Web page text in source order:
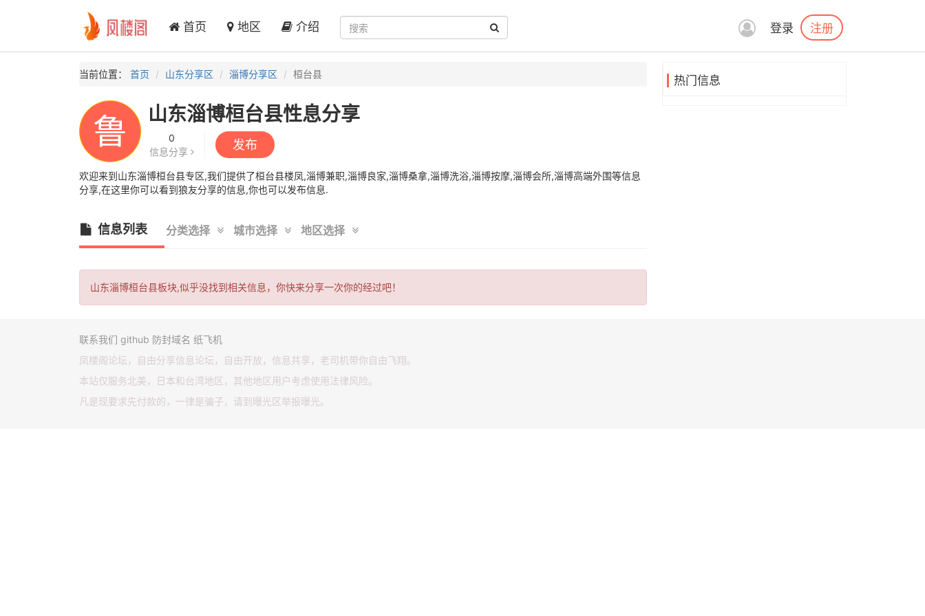
首页 地区 介绍 登录 注册
当前位置： 首页 山东分享区 淄博分享区 桓台县
鲁 山东淄博桓台县性息分享
0
信息分享
发布
欢迎来到山东淄博桓台县专区,我们提供了桓台县楼凤,淄博兼职,淄博良家,淄博桑拿,淄博洗浴,淄博按摩,淄博会所,淄博高端外围等信息
分享,在这里你可以看到狼友分享的信息,你也可以发布信息.
信息列表 分类选择 城市选择 地区选择
山东淄博桓台县板块,似乎没找到相关信息，你快来分享一次你的经过吧！
热门信息
联系我们 github 防封域名 纸飞机
凤楼阁论坛，自由分享信息论坛，自由开放，信息共享，老司机带你自由飞翔。
本站仅服务北美，日本和台湾地区，其他地区用户考虑使用法律风险。
凡是现要求先付款的，一律是骗子，请到曝光区举报曝光。